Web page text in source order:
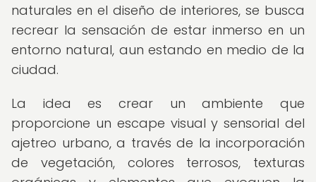
naturales en el diseño de interiores, se busca
recrear la sensación de estar inmerso en un
entorno natural, aun estando en medio de la
ciudad.
La idea es crear un ambiente que
proporcione un escape visual y sensorial del
ajetreo urbano, a través de la incorporación
de vegetación, colores terrosos, texturas